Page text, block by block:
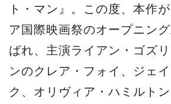
ト・マン』。この度、本作
ア国際映画祭のオープニン
ばれ、主演ライアン・ゴズ
ンのクレア・フォイ、ジェ
ク、オリヴィア・ハミルト